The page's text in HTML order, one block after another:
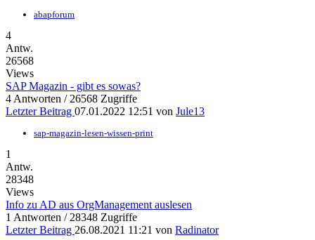
abapforum
4
Antw.
26568
Views
SAP Magazin - gibt es sowas?
4 Antworten / 26568 Zugriffe
Letzter Beitrag 07.01.2022 12:51 von Jule13
sap-magazin-lesen-wissen-print
1
Antw.
28348
Views
Info zu AD aus OrgManagement auslesen
1 Antworten / 28348 Zugriffe
Letzter Beitrag 26.08.2021 11:21 von Radinator